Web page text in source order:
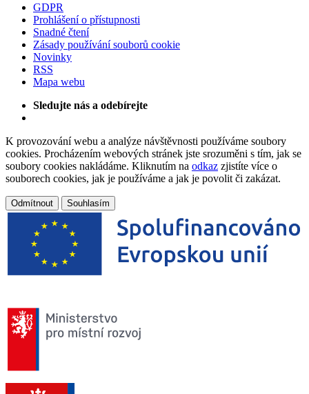
GDPR
Prohlášení o přístupnosti
Snadné čtení
Zásady používání souborů cookie
Novinky
RSS
Mapa webu
Sledujte nás a odebírejte
K provozování webu a analýze návštěvnosti používáme soubory
cookies. Procházením webových stránek jste srozuměni s tím, jak se
soubory cookies nakládáme. Kliknutím na odkaz zjistíte více o
souborech cookies, jak je používáme a jak je povolit či zakázat.
Odmítnout Souhlasím